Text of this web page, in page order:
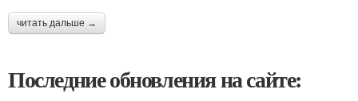
читать дальше →
Последние обновления на сайте: